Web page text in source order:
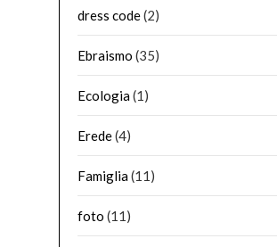
dress code(2)
Ebraismo (35)
Ecologia(1)
Erede(4)
Famiglia(11)
foto (11)